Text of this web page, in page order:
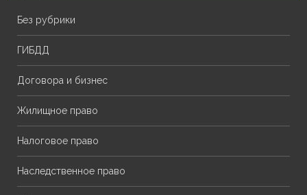
Без рубрики
ГИБДД
Договора и бизнес
Жилищное право
Налоговое право
Наследственное право